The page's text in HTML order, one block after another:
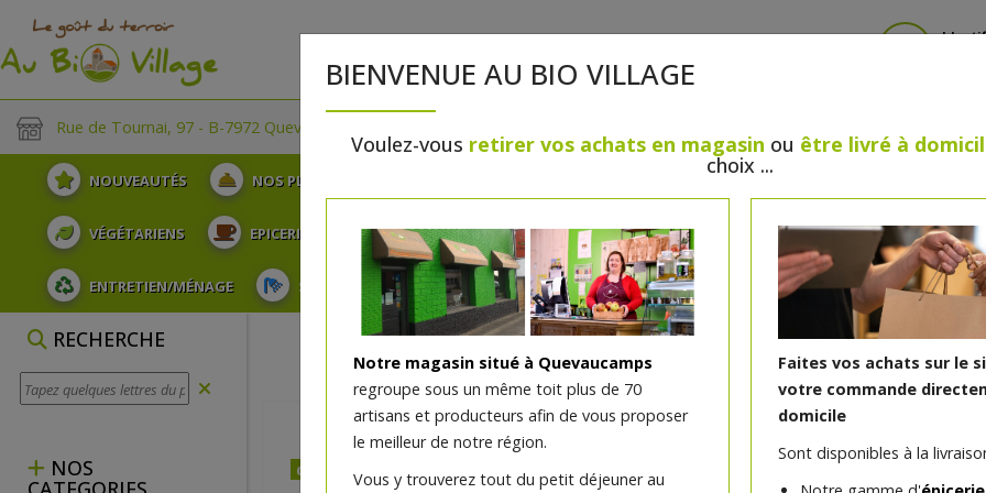
Rue de Tournai, 97 - B-7972 Quevaucamps
NOUVEAUTÉS NOS PLATEAUX
VÉGÉTARIENS EPICERIE PLATS TRAITEUR BOULANGERIE / PÂTISSERIE SANS GLUTEN, SANS
ENTRETIEN/MÉNAGE SOINS ET HYGIÈNE DU CORPS BEAUTÉ HUILES ESSENTIELLES MAISON
RECHERCHE
NOS
BIENVENUE AU BIO VILLAGE
Voulez-vous retirer vos achats en magasin ou être livré à
choix ...
Notre magasin situé à Quevaucamps
regroupe sous un même toit plus de 70
artisans et producteurs afin de vous proposer
le meilleur de notre région.
Vous y trouverez tout du petit déjeuner au
Faites vos achats sur le
votre commande
domicile
Sont disponibles à la
dès mercredi 12/08
Baraque 33 cl Brasserie